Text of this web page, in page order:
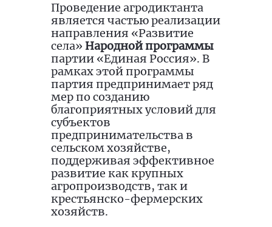
Проведение агродиктанта
является частью реализации
направления «Развитие
села» Народной программы
партии «Единая Россия». В
рамках этой программы
партия предпринимает ряд
мер по созданию
благоприятных условий для
субъектов
предпринимательства в
сельском хозяйстве,
поддерживая эффективное
развитие как крупных
агропроизводств, так и
крестьянско-фермерских
хозяйств.